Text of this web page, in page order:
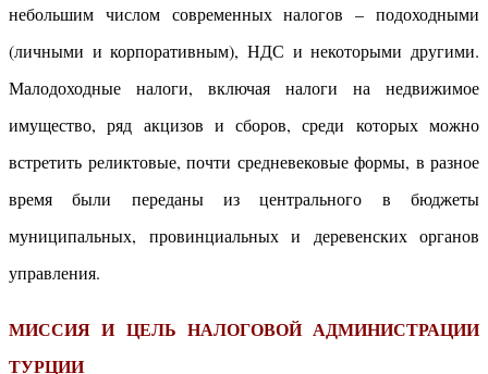
небольшим числом современных налогов – подоходными
(личными и корпоративным), НДС и некоторыми другими.
Малодоходные налоги, включая налоги на недвижимое
имущество, ряд акцизов и сборов, среди которых можно
встретить реликтовые, почти средневековые формы, в разное
время были переданы из центрального в бюджеты
муниципальных, провинциальных и деревенских органов
управления.
МИССИЯИ ЦЕЛЬ НАЛОГОВОЙ АДМИНИСТРАЦИИ
ТУРЦИИ